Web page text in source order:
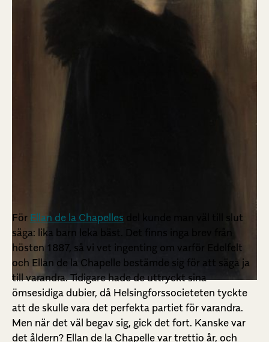
För Ellan de la Chapelles del kunde man väl till slut
säga: lika barn leka bäst. Det finns inga brev från
hösten 1887, så vi vet ingenting om varför Edelfelt
och Ellan de la Chapelle bestämde sig för att säga ja
till varandra. Tidigare hade de uttryckt sina
ömsesidiga dubier, då Helsingforssocieteten tyckte
att de skulle vara det perfekta partiet för varandra.
Men när det väl begav sig, gick det fort. Kanske var
det åldern? Ellan de la Chapelle var trettio år, och